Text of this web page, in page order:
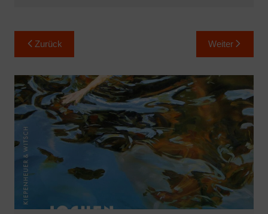
Beitragsnavigation
Zurück Weiter